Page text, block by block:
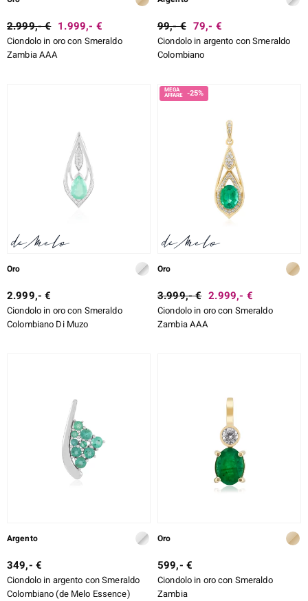
2.999,- € 1.999,- €
Ciondolo in oro con Smeraldo
Zambia AAA
99,- € 79,- €
Ciondolo in argento con Smeraldo
Colombiano
Oro
2.999,- €
Ciondolo in oro con Smeraldo
Colombiano Di Muzo
-25%
Oro
3.999,- € 2.999,- €
Ciondolo in oro con Smeraldo
Zambia AAA
Argento
349,- €
Ciondolo in argento con Smeraldo
Colombiano (de Melo Essence)
Oro
599,- €
Ciondolo in oro con Smeraldo
Zambia